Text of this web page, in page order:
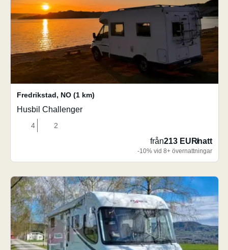
Fredrikstad, NO (1 km)
Husbil Challenger
4 2
från213 EUR/natt
-10% vid 8+ övernattningar